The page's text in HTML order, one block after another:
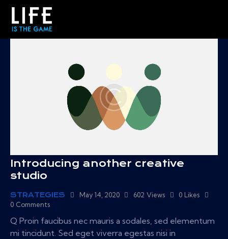
Introducing another creative
studio
STRATEGIES May 14, 2020 602 Views 0 Likes
0 Comments
Q Proin faucibus nec mauris a sodales, sed elementum
mi tincidunt. Sed eget viverra egestas nisi in